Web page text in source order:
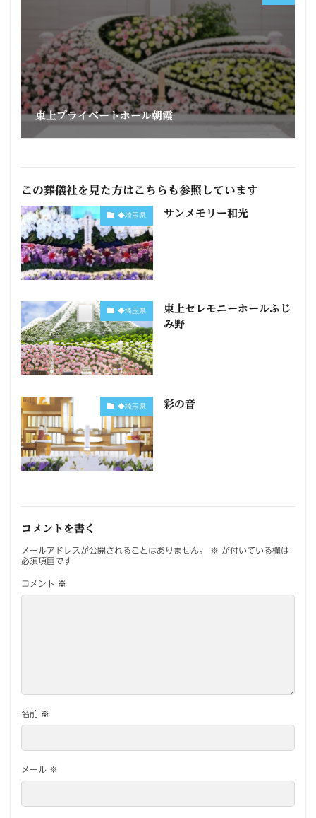
東上プライベートホール朝霞
この葬儀社を見た方はこちらも参照しています
◆埼玉県 サンメモリー和光
◆埼玉県
東上セレモニーホールふじ
み野
◆埼玉県 彩の音
コメントを書く
メールアドレスが公開されることはありません。 ※ が付いている欄は
必須項目です
コメント ※
名前 ※
メール ※